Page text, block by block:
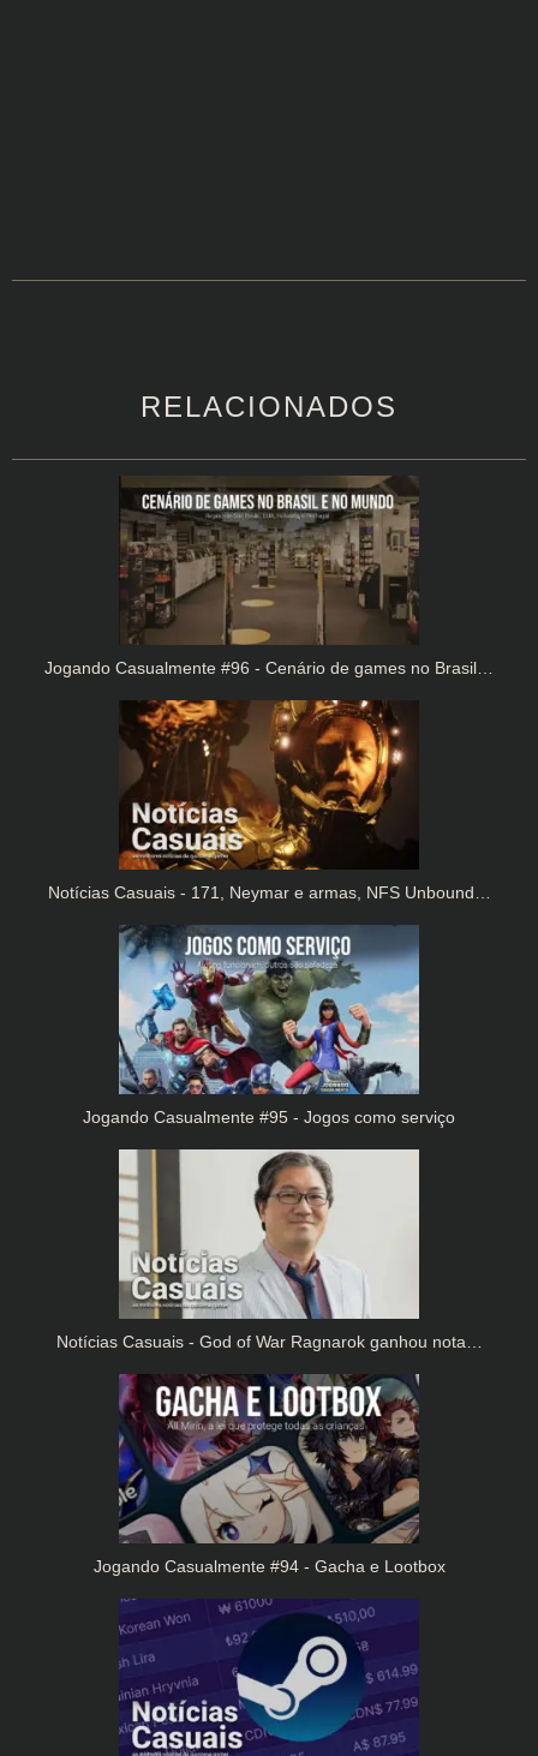
RELACIONADOS
Jogando Casualmente #96 - Cenário de games no Brasil…
Notícias Casuais - 171, Neymar e armas, NFS Unbound…
Jogando Casualmente #95 - Jogos como serviço
Notícias Casuais - God of War Ragnarok ganhou nota…
Jogando Casualmente #94 - Gacha e Lootbox